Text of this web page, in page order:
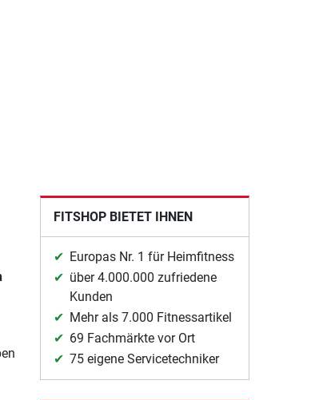
FITSHOP BIETET IHNEN
Europas Nr. 1 für Heimfitness
über 4.000.000 zufriedene
Kunden
Mehr als 7.000 Fitnessartikel
69 Fachmärkte vor Ort
75 eigene Servicetechniker